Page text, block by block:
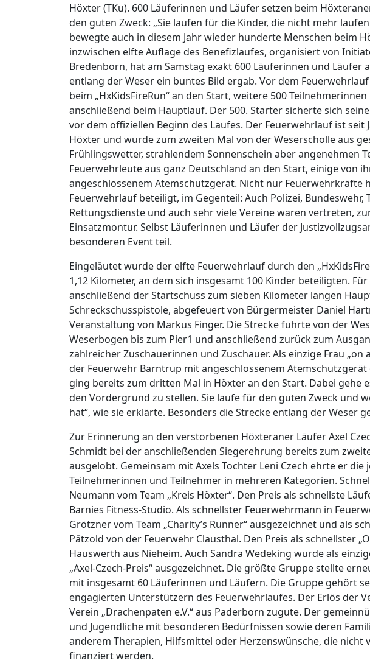
Höxter (TKu). 600 Läuferinnen und Läufer setzen beim
den guten Zweck: „Sie laufen für die Kinder, die nicht mehr
bewegte auch in diesem Jahr wieder hunderte Menschen beim
inzwischen elfte Auflage des Benefizlaufes, organisiert von
Bredenborn, hat am Samstag exakt 600 Läuferinnen und Läufer
entlang der Weser ein buntes Bild ergab. Vor dem
beim „HxKidsFireRun“ an den Start, weitere 500
anschließend beim Hauptlauf. Der 500. Starter sicherte sich
vor dem offiziellen Beginn des Laufes. Der Feuerwehrlauf ist
Höxter und wurde zum zweiten Mal von der Weserscholle aus
Frühlingswetter, strahlendem Sonnenschein aber angenehmen
Feuerwehrleute aus ganz Deutschland an den Start, einige von
angeschlossenem Atemschutzgerät. Nicht nur Feuerwehrkräfte
Feuerwehrlauf beteiligt, im Gegenteil: Auch Polizei, Bundeswehr,
Rettungsdienste und auch sehr viele Vereine waren vertreten,
Einsatzmontur. Selbst Läuferinnen und Läufer der
besonderen Event teil.
Eingeläutet wurde der elfte Feuerwehrlauf durch den
1,12 Kilometer, an dem sich insgesamt 100 Kinder beteiligten.
anschließend der Startschuss zum sieben Kilometer langen
Schreckschusspistole, abgefeuert von Bürgermeister Daniel
Veranstaltung von Markus Finger. Die Strecke führte von der
Weserbogen bis zum Pier1 und anschließend zurück zum
zahlreicher Zuschauerinnen und Zuschauer. Als einzige Frau „on
der Feuerwehr Barntrup mit angeschlossenem
ging bereits zum dritten Mal in Höxter an den Start. Dabei gehe
den Vordergrund zu stellen. Sie laufe für den guten Zweck und
hat“, wie sie erklärte. Besonders die Strecke entlang der Weser
Zur Erinnerung an den verstorbenen Höxteraner Läufer Axel
Schmidt bei der anschließenden Siegerehrung bereits zum
ausgelobt. Gemeinsam mit Axels Tochter Leni Czech ehrte er die
Teilnehmerinnen und Teilnehmer in mehreren Kategorien.
Neumann vom Team „Kreis Höxter“. Den Preis als schnellste
Barnies Fitness-Studio. Als schnellster Feuerwehrmann in
Grötzner vom Team „Charity’s Runner“ ausgezeichnet und als
Pätzold von der Feuerwehr Clausthal. Den Preis als schnellster
Hauswerth aus Nieheim. Auch Sandra Wedeking wurde als
„Axel-Czech-Preis“ ausgezeichnet. Die größte Gruppe stellte
mit insgesamt 60 Läuferinnen und Läufern. Die Gruppe gehört
engagierten Unterstützern des Feuerwehrlaufes. Der Erlös der
Verein „Drachenpaten e.V.“ aus Paderborn zugute. Der
und Jugendliche mit besonderen Bedürfnissen sowie deren
anderem Therapien, Hilfsmittel oder Herzenswünsche, die nicht
finanziert werden.